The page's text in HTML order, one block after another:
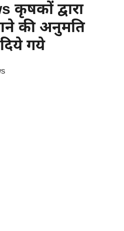
कृषकों द्वारा
की अनुमति
गये